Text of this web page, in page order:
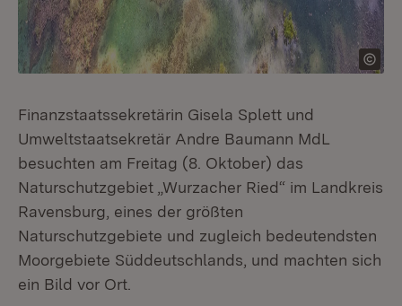
Finanzstaatssekretärin Gisela Splett und
Umweltstaatsekretär Andre Baumann MdL
besuchten am Freitag (8. Oktober) das
Naturschutzgebiet „Wurzacher Ried“ im Landkreis
Ravensburg, eines der größten
Naturschutzgebiete und zugleich bedeutendsten
Moorgebiete Süddeutschlands, und machten sich
ein Bild vor Ort.